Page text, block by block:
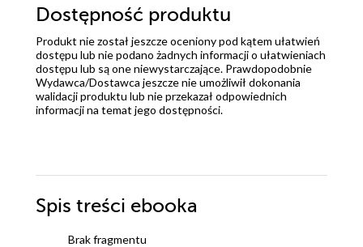
Dostępność produktu
Produkt nie został jeszcze oceniony pod kątem ułatwień
dostępu lub nie podano żadnych informacji o ułatwieniach
dostępu lub są one niewystarczające. Prawdopodobnie
Wydawca/Dostawca jeszcze nie umożliwił dokonania
walidacji produktu lub nie przekazał odpowiednich
informacji na temat jego dostępności.
Spis treści ebooka
Brak fragmentu